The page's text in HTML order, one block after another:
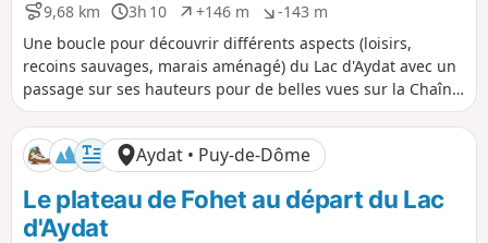
9,68 km
D
i
s
t
a
n
c
e
3h 10
D
u
r
é
e
+146 m
D
é
n
i
v
e
l
é
p
o
-143 m
D
é
n
i
v
e
l
é
n
é
g
Une boucle pour découvrir différents aspects (loisirs,
recoins sauvages, marais aménagé) du Lac d'Aydat avec un
passage sur ses hauteurs pour de belles vues sur la Chaîne
des Puys et le massif du Sancy, et en passant par un
menhir, la Pierre Longue. L'itinéraire permet de visiter, au
retour, la belle église d'Aydat, datant du XIIIe siècle.
Aydat • Puy-de-Dôme
Le plateau de Fohet au départ du Lac
d'Aydat